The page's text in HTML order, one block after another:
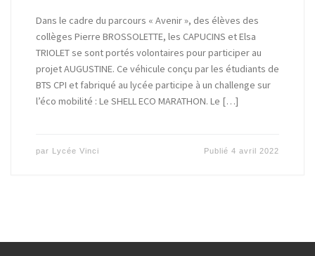
Dans le cadre du parcours « Avenir », des élèves des
collèges Pierre BROSSOLETTE, les CAPUCINS et Elsa
TRIOLET se sont portés volontaires pour participer au
projet AUGUSTINE. Ce véhicule conçu par les étudiants de
BTS CPI et fabriqué au lycée participe à un challenge sur
l’éco mobilité : Le SHELL ECO MARATHON. Le […]
par Lycée Vinci Publié4 avril 2022